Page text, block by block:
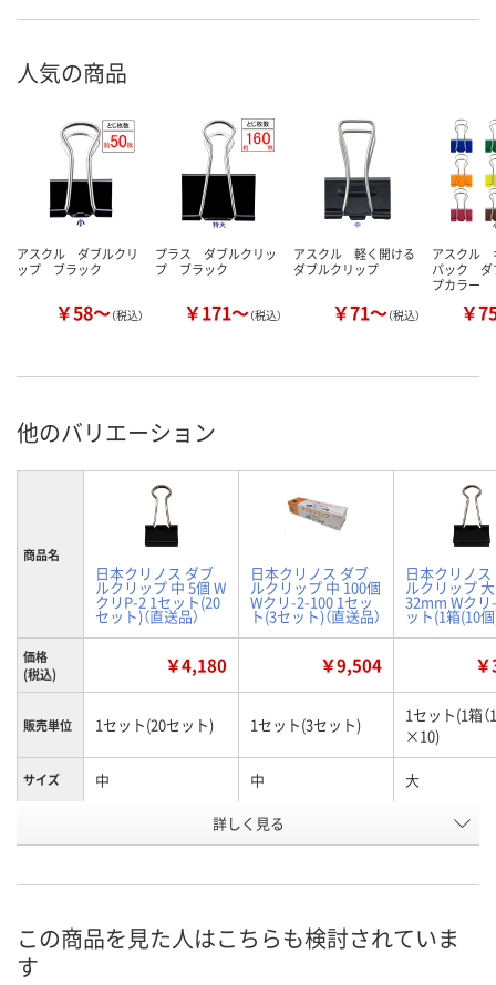
人気の商品
アスクル ダブルクリ
ップ ブラック
￥58～（税込）
プラス ダブルクリッ
プ ブラック
￥171～（税込）
アスクル 軽く開ける
ダブルクリップ
￥71～（税込）
アスクル
パック ダ
プカラー
￥
他のバリエーション
商品名
日本クリノス ダブ
ルクリップ 中 5個 W
クリP-2 1セット(20
セット)（直送品）
日本クリノス ダブ
ルクリップ 中 100個
Wクリ-2-100 1セッ
ト(3セット)（直送品）
日本クリノス
ルクリップ 大
32mm Wクリ
ット(1箱(10
価格
(税込)
￥4,180 ￥9,504
販売単位 1セット(20セット) 1セット(3セット)
1セット(1箱（
×10)
サイズ 中 中 大
EW96030 EW96023
お届け日 8月25日（火）まで 8月25日（火）まで
ついてご連絡
詳しく見る
この商品を見た人はこちらも検討されていま
す